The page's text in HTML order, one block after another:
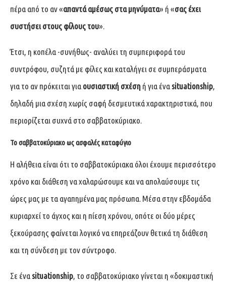
πέρα από το αν «απαντά αμέσως στα μηνύματα» ή «σας έχει
συστήσει στους φίλους του».
Έτσι, η κοπέλα -συνήθως- αναλύει τη συμπεριφορά του
συντρόφου, συζητά με φίλες και καταλήγει σε συμπεράσματα
για το αν πρόκειται για ουσιαστική σχέση ή για ένα situationship,
δηλαδή μια σχέση χωρίς σαφή δεσμευτικά χαρακτηριστικά, που
περιορίζεται συχνά στο σαββατοκύριακο.
Το σαββατοκύριακο ως ασφαλές καταφύγιο
Η αλήθεια είναι ότι το σαββατοκύριακα όλοι έχουμε περισσότερο
χρόνο και διάθεση να χαλαρώσουμε και να απολαύσουμε τις
ώρες μας με τα αγαπημένα μας πρόσωπα. Μέσα στην εβδομάδα
κυριαρχεί το άγχος και η πίεση χρόνου, οπότε οι δύο μέρες
ξεκούρασης φαίνεται λογικό να επηρεάζουν θετικά τη διάθεση
και τη σύνδεση με τον σύντροφο.
Σε ένα situationship, το σαββατοκύριακο γίνεται η «δοκιμαστική